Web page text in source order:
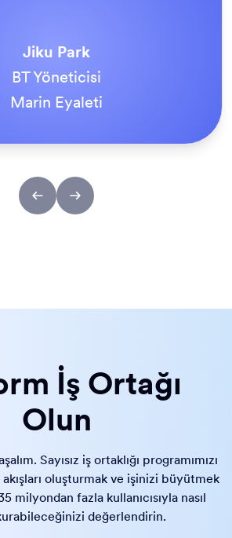
Jiku Park
BT Yöneticisi
Marin Eyaleti
İş Ortağı
Olun
Sayısız iş ortaklığı programımızı
oluşturmak ve işinizi büyütmek
milyondan fazla kullanıcısıyla nasıl
değerlendirin.